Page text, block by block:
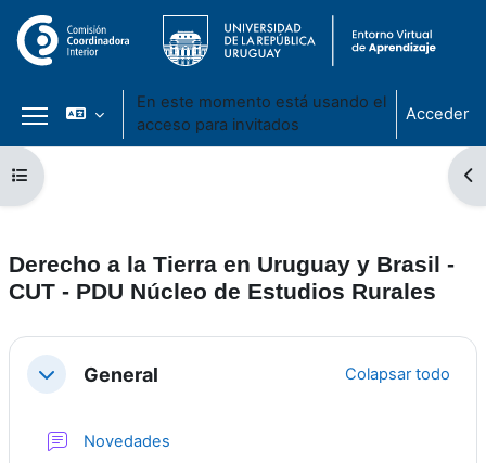
Salta al contenido principal
Panel lateral
En este momento está usando el
acceso para invitados
Acceder
Abrir índice del curso
Derecho a la Tierra en Uruguay y Brasil -
CUT - PDU Núcleo de Estudios Rurales
Perfilado de sección
ColapsarGeneral Colapsar todo
Novedades